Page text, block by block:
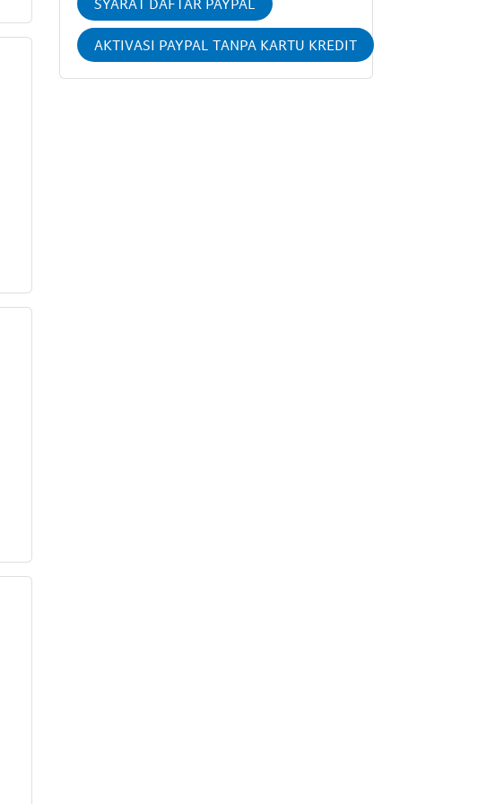
SYARAT DAFTAR PAYPAL
AKTIVASI PAYPAL TANPA KARTU KREDIT